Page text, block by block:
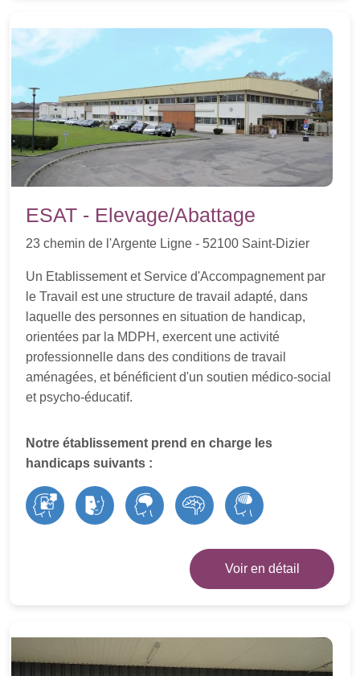
ESAT - Elevage/Abattage
23 chemin de l'Argente Ligne - 52100 Saint-Dizier
Un Etablissement et Service d'Accompagnement par
le Travail est une structure de travail adapté, dans
laquelle des personnes en situation de handicap,
orientées par la MDPH, exercent une activité
professionnelle dans des conditions de travail
aménagées, et bénéficient d'un soutien médico-social
et psycho-éducatif.
Notre établissement prend en charge les
handicaps suivants :
Voir en détail